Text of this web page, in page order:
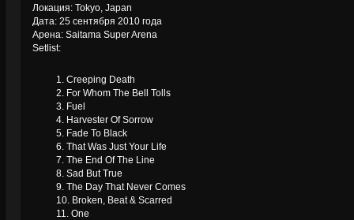
Локация: Tokyo, Japan
Дата: 25 сентября 2010 года
Арена: Saitama Super Arena
Setlist:
1. Creeping Death
2. For Whom The Bell Tolls
3. Fuel
4. Harvester Of Sorrow
5. Fade To Black
6. That Was Just Your Life
7. The End Of The Line
8. Sad But True
9. The Day That Never Comes
10. Broken, Beat & Scarred
11. One